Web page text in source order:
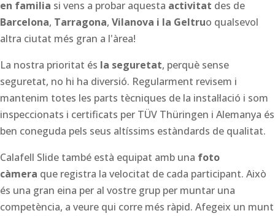
en familia si vens a probar aquesta activitat des de
Barcelona, Tarragona, Vilanova i la Geltruo qualsevol
altra ciutat més gran a l'àrea!
La nostra prioritat és la seguretat, perquè sense
seguretat, no hi ha diversió. Regularment revisem i
mantenim totes les parts tècniques de la instal·lació i som
inspeccionats i certificats per TÜV Thüringen i Alemanya és
ben coneguda pels seus altíssims estàndards de qualitat.
Calafell Slide també està equipat amb una foto
càmera que registra la velocitat de cada participant. Això
és una gran eina per al vostre grup per muntar una
competència, a veure qui corre més ràpid. Afegeix un munt